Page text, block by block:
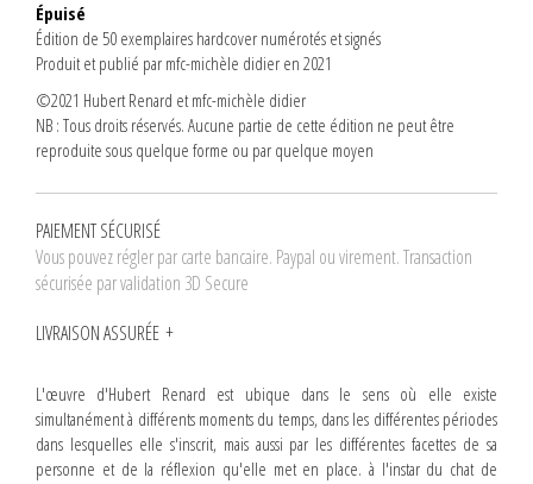
Épuisé
Édition de 50 exemplaires hardcover numérotés et signés
Produit et publié par mfc-michèle didier en 2021
©2021 Hubert Renard et mfc-michèle didier
NB : Tous droits réservés. Aucune partie de cette édition ne peut être
reproduite sous quelque forme ou par quelque moyen
PAIEMENT SÉCURISÉ
Vous pouvez régler par carte bancaire. Paypal ou virement. Transaction
sécurisée par validation 3D Secure
LIVRAISON ASSURÉE
L'œuvre d'Hubert Renard est ubique dans le sens où elle existe
simultanément à différents moments du temps, dans les différentes périodes
dans lesquelles elle s'inscrit, mais aussi par les différentes facettes de sa
personne et de la réflexion qu'elle met en place. à l'instar du chat de